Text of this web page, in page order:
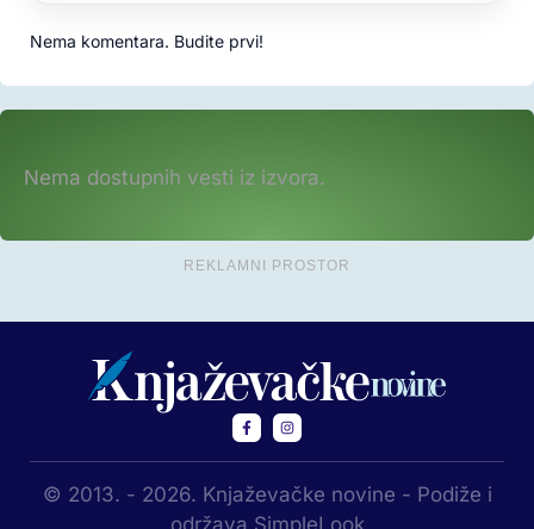
Nema komentara. Budite prvi!
Nema dostupnih vesti iz izvora.
REKLAMNI PROSTOR
© 2013. - 2026. Knjaževačke novine - Podiže i
održava SimpleLook